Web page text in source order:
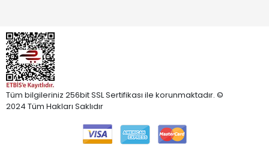
Tüm bilgileriniz 256bit SSL Sertifikası ile korunmaktadır. ©
2024 Tüm Hakları Saklıdır